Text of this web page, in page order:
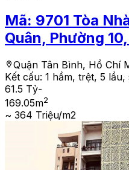
Mã: 9701 Tòa
Quân, Phường
Quận Tân Bình, Hồ Chí
Kết cấu: 1 hầm, trệt, 5
61.5 Tỷ-
169.05m2
~ 364 Triệu/m2